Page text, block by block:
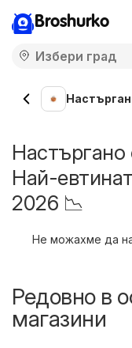
Broshurko
Най-
2026 📉
Не можахме да
Редовно в
магазини